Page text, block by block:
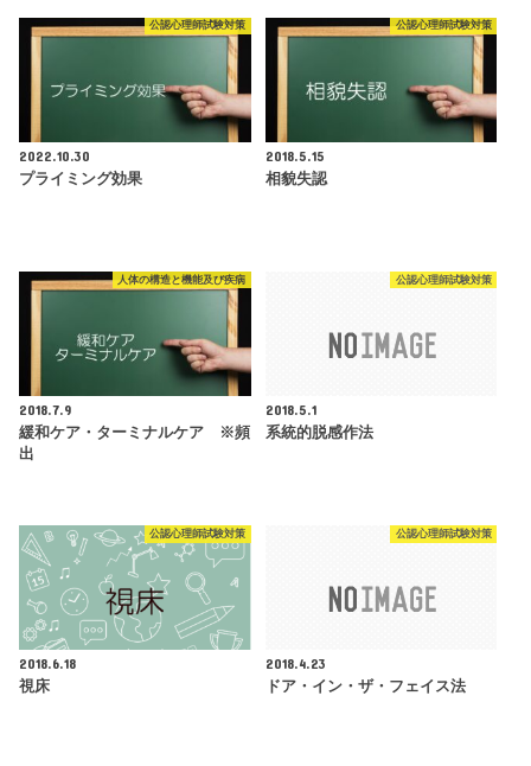
公認心理師試験対策
2022.10.30
プライミング効果
公認心理師試験対策
2018.5.15
相貌失認
人体の構造と機能及び疾病
2018.7.9
緩和ケア・ターミナルケア ※頻
出
公認心理師試験対策
2018.5.1
系統的脱感作法
公認心理師試験対策
2018.6.18
視床
公認心理師試験対策
2018.4.23
ドア・イン・ザ・フェイス法